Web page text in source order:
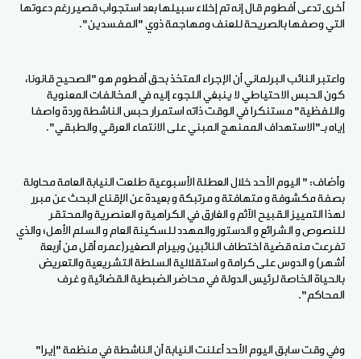
أخرى تدعى أفطوم قال إنه تم إخلاء سبيلها بعد استجواب قصير رغم دعوتها
التي وصفها بالصريحة للعنف ومهاجمة ذوي "المفسدين".
واعتبر النائب البرلماني أن الإجراء المتخذ بحق أفطوم هو "الصحيح قانونا،
كون الحبس الاحتياطي لا ينبغي اللجوء إليه في المخالفات المعنوية
واللفظية" مستنكرا في الوقت ذاته استمرار حبس الناشطة وردة واصفا
إياه بـ"الاستهداف الممنهج المبني على الانتماء العرقي والطبقي".
وأضاف: " اليوم الأحد خلال العطلة الأسبوعية طلعت النيابة العامة محاولة
بصفة مكشوفة و متهافتة و مرتبكة و بعيدة عن الإقناع البحث عن مبرر
لهذا التمييز القبيح الآثم و الغارق في الكراهية و العنصرية والمحتقر
للنصوص و الشرائع و الدستور والمهدد للسكينة العام و السلم الأهل؛ والذي
تفرعت منه قضية اختطاف النائبين وبيرام الصغير(عمره أقل من أربعة
أشهر) و الدوس على كرامة و استقلالية السلطة التشريعية والتعريض
بالحياة الخاصة لرئيس الدولة في محاضر الضبطية القضائية و غرف
المحاكم".
وفي وقت سابق اليوم الأحد أعلنت النيابة أن الناشطة في منظمة "إيرا"